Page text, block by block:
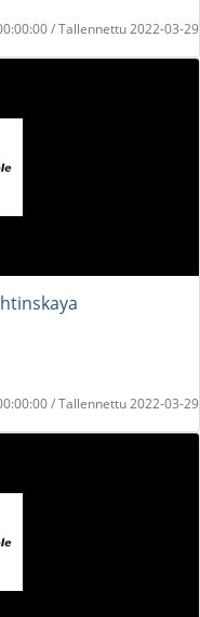
/ Tallennettu 2022-03-29
/ Tallennettu 2022-03-29